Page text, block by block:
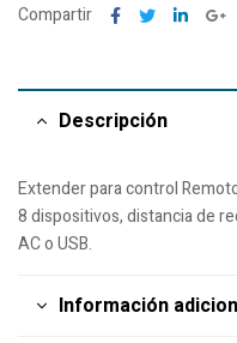
Compartir Facebook
Twitter
Descripción
Extender para control
8 dispositivos, distancia de
AC o USB.
Información